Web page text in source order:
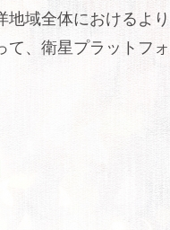
地域全体におけるよ
て、衛星プラットフ